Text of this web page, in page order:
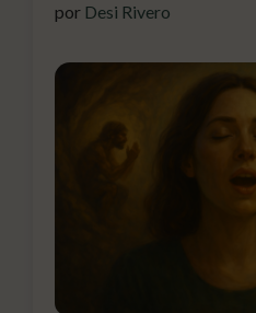
por Desi Rivero